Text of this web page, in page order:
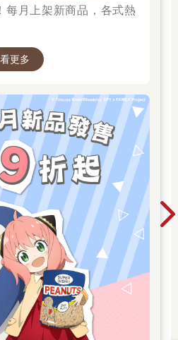
每月上架新商品，各式熱
看更多